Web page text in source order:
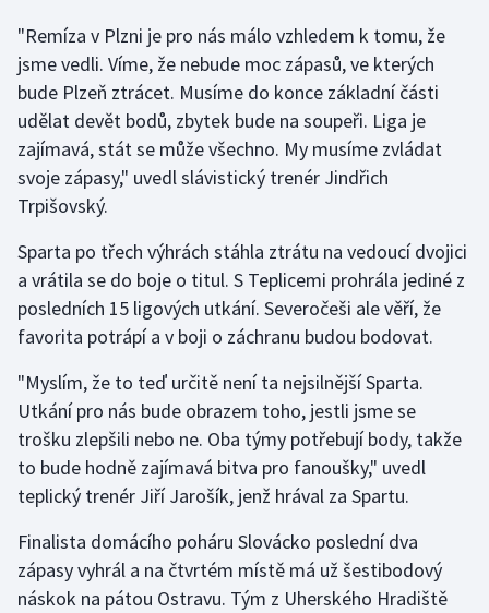
Parasport
Plavání
Plážový volejbal
Ragby
Rychlostní kanoistika
Short track
Sportovní střelba
Stolní tenis
Triatlon
Veslování
Vodní slalom
"Remíza v Plzni je pro nás málo vzhledem k tomu, že
jsme vedli. Víme, že nebude moc zápasů, ve kterých
bude Plzeň ztrácet. Musíme do konce základní části
udělat devět bodů, zbytek bude na soupeři. Liga je
zajímavá, stát se může všechno. My musíme zvládat
svoje zápasy," uvedl slávistický trenér Jindřich
Trpišovský.
Sparta po třech výhrách stáhla ztrátu na vedoucí dvojici
a vrátila se do boje o titul. S Teplicemi prohrála jediné z
posledních 15 ligových utkání. Severočeši ale věří, že
favorita potrápí a v boji o záchranu budou bodovat.
"Myslím, že to teď určitě není ta nejsilnější Sparta.
Utkání pro nás bude obrazem toho, jestli jsme se
trošku zlepšili nebo ne. Oba týmy potřebují body, takže
to bude hodně zajímavá bitva pro fanoušky," uvedl
teplický trenér Jiří Jarošík, jenž hrával za Spartu.
Finalista domácího poháru Slovácko poslední dva
zápasy vyhrál a na čtvrtém místě má už šestibodový
náskok na pátou Ostravu. Tým z Uherského Hradiště